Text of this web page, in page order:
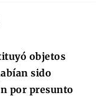
objetos
sido
por presunto